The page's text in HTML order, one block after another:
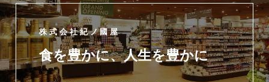
株式会社紀ノ國屋
食を豊かに、人生を豊かに